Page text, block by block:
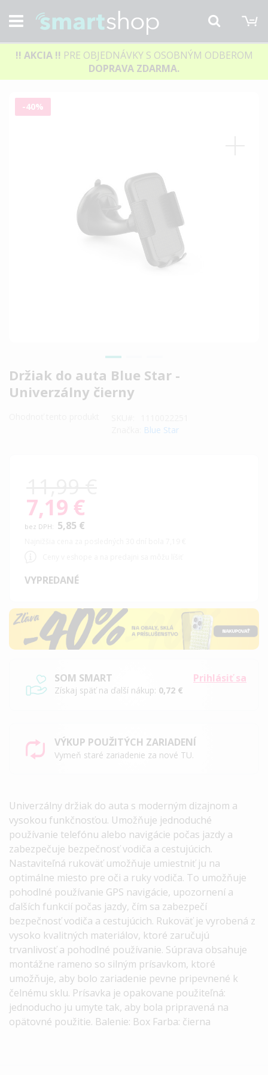
Hľadať
!! AKCIA !! PRE OBJEDNÁVKY S OSOBNÝM ODBEROM
DOPRAVA ZDARMA.
Držiak do auta Blue Star -
Univerzálny čierny
Blue Star
Special
Price
7,19 €
5,85 €
VYPREDANÉ
Prihlásiť sa
SOM SMART
Získaj späť na ďalší nákup: 0,72 €
VÝKUP POUŽITÝCH ZARIADENÍ
Vymeň staré zariadenie za nové TU.
Univerzálny držiak do auta s moderným dizajnom a
vysokou funkčnosťou. Umožňuje jednoduché
používanie telefónu alebo navigácie počas jazdy a
zabezpečuje bezpečnosť vodiča a cestujúcich.
Nastaviteľná rukoväť umožňuje umiestniť ju na
optimálne miesto pre oči a ruky vodiča. To umožňuje
pohodlné používanie GPS navigácie, upozornení a
ďalších funkcií počas jazdy, čím sa zabezpečí
bezpečnosť vodiča a cestujúcich. Rukoväť je vyrobená z
vysoko kvalitných materiálov, ktoré zaručujú
trvanlivosť a pohodlné používanie. Súprava obsahuje
montážne rameno so silným prísavkom, ktoré
umožňuje, aby bolo zariadenie pevne pripevnené k
čelnému sklu. Prísavka je opakovane použiteľná:
jednoducho ju umyte tak, aby bola pripravená na
opätovné použitie. Balenie: Box Farba: čierna
Preskočiť
-40%
Preskočiť
na
začiatok